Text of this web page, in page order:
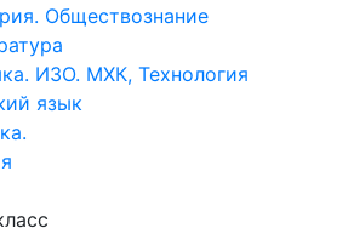
Обществознание
ИЗО. МХК, Технология
язык